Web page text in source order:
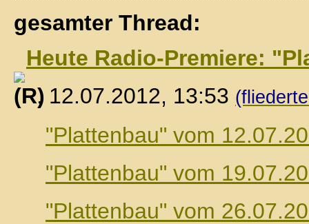
gesamter Thread:
Heute Radio-Premiere:
, 12.07.2012, 13:53
"Plattenbau" vom
"Plattenbau" vom
"Plattenbau" vom